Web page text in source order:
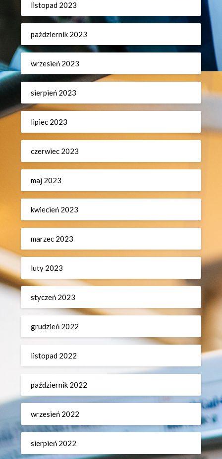
listopad 2023
październik 2023
wrzesień 2023
sierpień 2023
lipiec 2023
czerwiec 2023
maj 2023
kwiecień 2023
marzec 2023
luty 2023
styczeń 2023
grudzień 2022
listopad 2022
październik 2022
wrzesień 2022
sierpień 2022